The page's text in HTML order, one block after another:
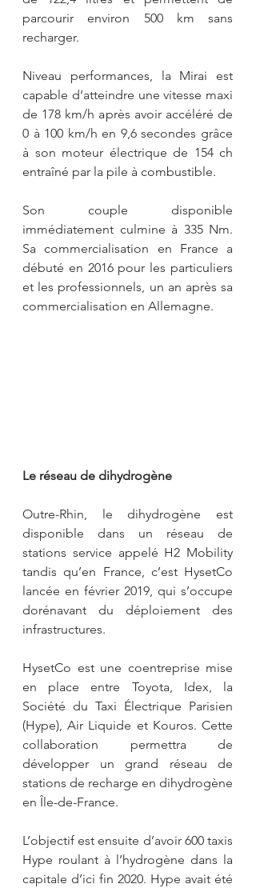
parcourir environ 500 km sans
recharger.
Niveau performances, la Mirai est
capable d’atteindre une vitesse maxi
de 178 km/h après avoir accéléré de
0 à 100 km/h en 9,6 secondes grâce
à son moteur électrique de 154 ch
entraîné par la pile à combustible.
Son couple disponible
immédiatement culmine à 335 Nm.
Sa commercialisation en France a
débuté en 2016 pour les particuliers
et les professionnels, un an après sa
commercialisation en Allemagne.
Le réseau de dihydrogène
Outre-Rhin, le dihydrogène est
disponible dans un réseau de
stations service appelé H2 Mobility
tandis qu’en France, c’est HysetCo
lancée en février 2019, qui s’occupe
dorénavant du déploiement des
infrastructures.
HysetCo est une coentreprise mise
en place entre Toyota, Idex, la
Société du Taxi Électrique Parisien
(Hype), Air Liquide et Kouros. Cette
collaboration permettra de
développer un grand réseau de
stations de recharge en dihydrogène
en Île-de-France.
L’objectif est ensuite d’avoir 600 taxis
Hype roulant à l’hydrogène dans la
capitale d’ici fin 2020. Hype avait été